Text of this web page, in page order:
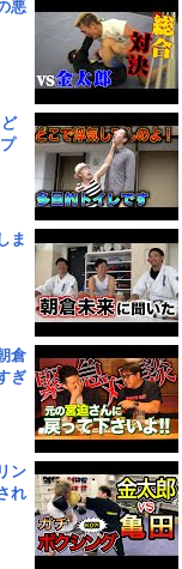
悪
ま
倉
ぎ
ン
れ